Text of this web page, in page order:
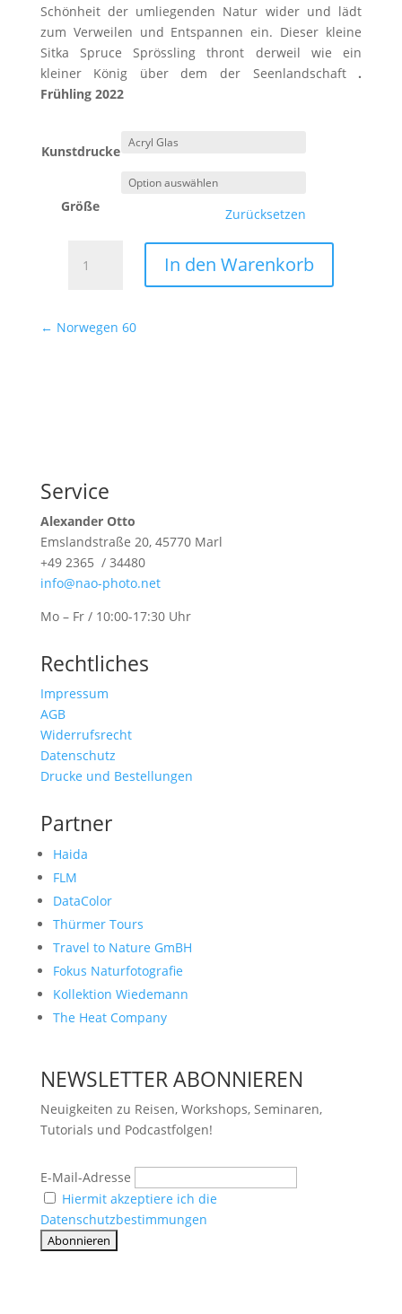
Schönheit der umliegenden Natur wider und lädt
zum Verweilen und Entspannen ein. Dieser kleine
Sitka Spruce Sprössling thront derweil wie ein
kleiner König über dem der Seenlandschaft .
Frühling 2022
Kunstdrucke
Größe Zurücksetzen
In den Warenkorb
← Norwegen 60
Service
Alexander Otto
Emslandstraße 20, 45770 Marl
+49 2365 / 34480
info@nao-photo.net
Mo – Fr / 10:00-17:30 Uhr
Rechtliches
Impressum
AGB
Widerrufsrecht
Datenschutz
Drucke und Bestellungen
Partner
Haida
FLM
DataColor
Thürmer Tours
Travel to Nature GmBH
Fokus Naturfotografie
Kollektion Wiedemann
The Heat Company
NEWSLETTER ABONNIEREN
Neuigkeiten zu Reisen, Workshops, Seminaren,
Tutorials und Podcastfolgen!
E-Mail-Adresse
Hiermit akzeptiere ich die
Datenschutzbestimmungen